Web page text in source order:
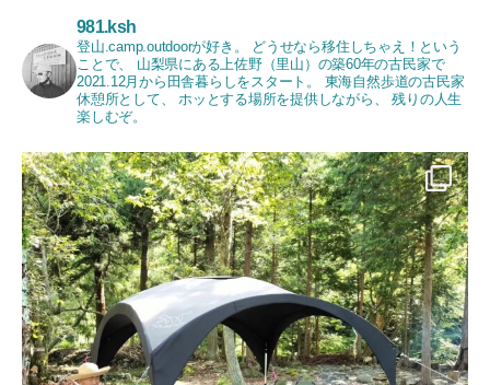
981.ksh
登山.camp.outdoorが好き。
どうせなら移住しちゃえ！という
ことで、
山梨県にある上佐野（里山）の築60年の古民家で
2021.12月から田舎暮らしをスタート。
東海自然歩道の古民家
休憩所として、
ホッとする場所を提供しながら、
残りの人生
楽しむぞ。